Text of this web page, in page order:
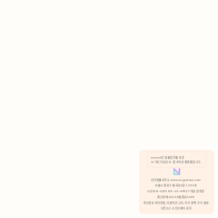
분석 쿠키 허용
Lawvot은 법률업무를 위한
AI 기반 자료조사 · 문서작성 플랫폼입니다.
안국법률사무소 www.anguklaw.com
서울시 종로구 율곡로2길 7, 304호
02)3210-3330 105-05-48527 대표 정희찬
통신판매 2024서울종로0248
개인정보 처리방침, 이용약관 고지, 쿠키 정책, 쿠키 설정
오픈소스 소프트웨어 공지